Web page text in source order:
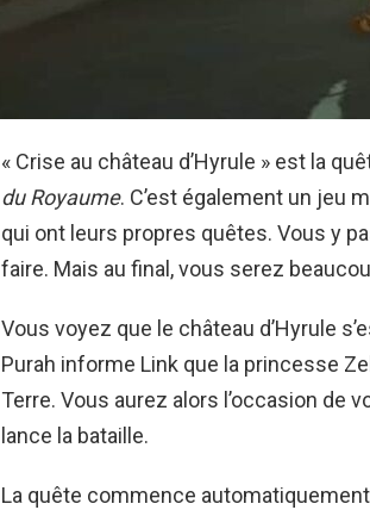
« Crise au château d’Hyrule » est la
du Royaume. C’est également un jeu
qui ont leurs propres quêtes. Vous y
faire. Mais au final, vous serez
Vous voyez que le château d’Hyrule
Purah informe Link que la princesse
Terre. Vous aurez alors l’occasion de
lance la bataille.
La quête commence